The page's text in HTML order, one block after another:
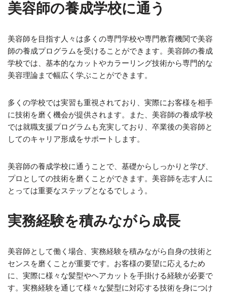
美容師の養成学校に通う
美容師を目指す人々は多くの専門学校や専門教育機関で美容
師の養成プログラムを受けることができます。美容師の養成
学校では、基本的なカットやカラーリング技術から専門的な
美容理論まで幅広く学ぶことができます。
多くの学校では実習も重視されており、実際にお客様を相手
に技術を磨く機会が提供されます。また、美容師の養成学校
では就職支援プログラムも充実しており、卒業後の美容師と
してのキャリア形成をサポートします。
美容師の養成学校に通うことで、基礎からしっかりと学び、
プロとしての技術を磨くことができます。美容師を志す人に
とっては重要なステップとなるでしょう。
実務経験を積みながら成長
美容師として働く場合、実務経験を積みながら自身の技術と
センスを磨くことが重要です。お客様の要望に応えるため
に、実際に様々な髪型やヘアカットを手掛ける経験が必要で
す。実務経験を通じて様々な髪型に対応する技術を身につけ